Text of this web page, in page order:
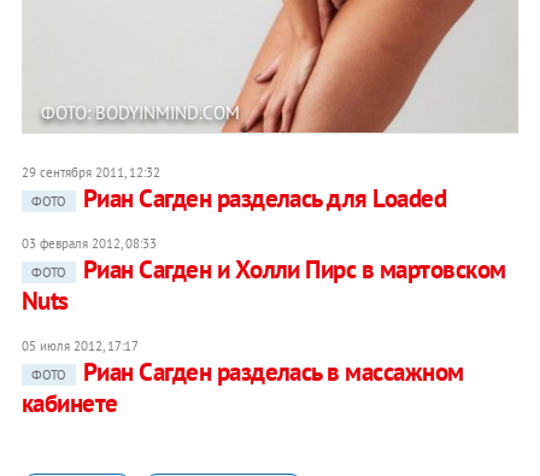
ФОТО: BODYINMIND.COM
29 сентября 2011, 12:32
ФОТО
Риан Сагден разделась для Loaded
03 февраля 2012, 08:33
ФОТО
Риан Сагден и Холли Пирс в мартовском
Nuts
05 июля 2012, 17:17
ФОТО
Риан Сагден разделась в массажном
кабинете